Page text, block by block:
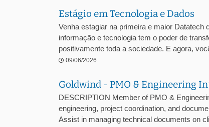
Estágio em Tecnologia e Dados
Venha estagiar na primeira e maior Datatech
informação e tecnologia tem o poder de
positivamente toda a sociedade. E agora,
09/06/2026
Goldwind - PMO & Engineering
DESCRIPTION Member of PMO &
engineering, project coordination, and
Assist in managing technical documents on